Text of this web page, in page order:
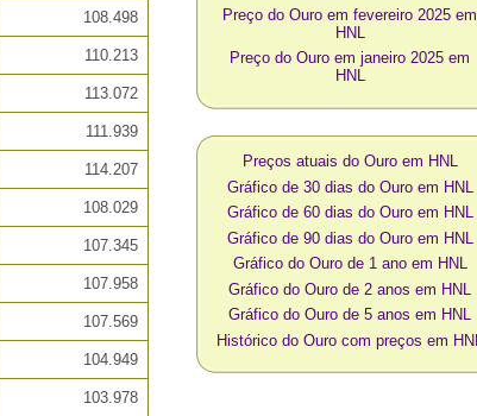
108.498
110.213
113.072
111.939
114.207
108.029
107.345
107.958
107.569
104.949
103.978
Preço do Ouro em fevereiro 2025 em
HNL
Preço do Ouro em janeiro 2025 em
HNL
Preços atuais do Ouro em HNL
Gráfico de 30 dias do Ouro em HNL
Gráfico de 60 dias do Ouro em HNL
Gráfico de 90 dias do Ouro em HNL
Gráfico do Ouro de 1 ano em HNL
Gráfico do Ouro de 2 anos em HNL
Gráfico do Ouro de 5 anos em HNL
Histórico do Ouro com preços em HNL